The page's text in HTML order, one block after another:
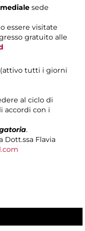
sede
essere visitate
gratuito alle
(attivo tutti i giorni
al ciclo di
accordi con i
.
Dott.ssa Flavia